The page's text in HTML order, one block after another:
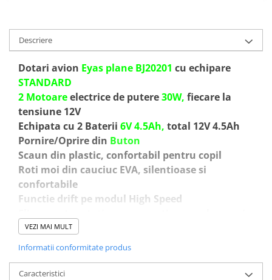
Descriere
Dotari avion Eyas plane BJ20201 cu echipare
STANDARD
2 Motoareelectrice de putere30W, fiecare la
tensiune 12V
Echipata cu 2 Baterii 6V 4.5Ah, total 12V 4.5Ah
Pornire/Oprire din Buton
Scaun din plastic, confortabil pentru copil
Roti moi din cauciuc EVA, silentioase si
confortabile
Functie drift pe modul High Speed
putere vantului.
Functie de rotire 360 grade cu ajutorul unor roti
auxiliare in partea din spate
Music player Mp3 cu conexiune Aux, port USB si
VEZI MAI MULT
Informatii conformitate produs
Caracteristici